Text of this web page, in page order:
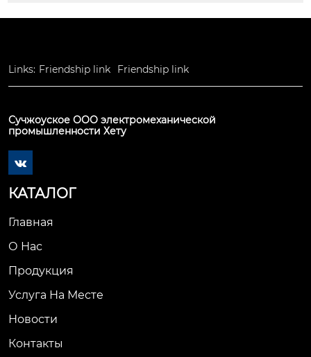
Links: Friendship link Friendship link
Сучжоуское ООО электромеханической
промышленности Хету

КАТАЛОГ
Главная
О Нас
Продукция
Услуга На Месте
Новости
Контакты